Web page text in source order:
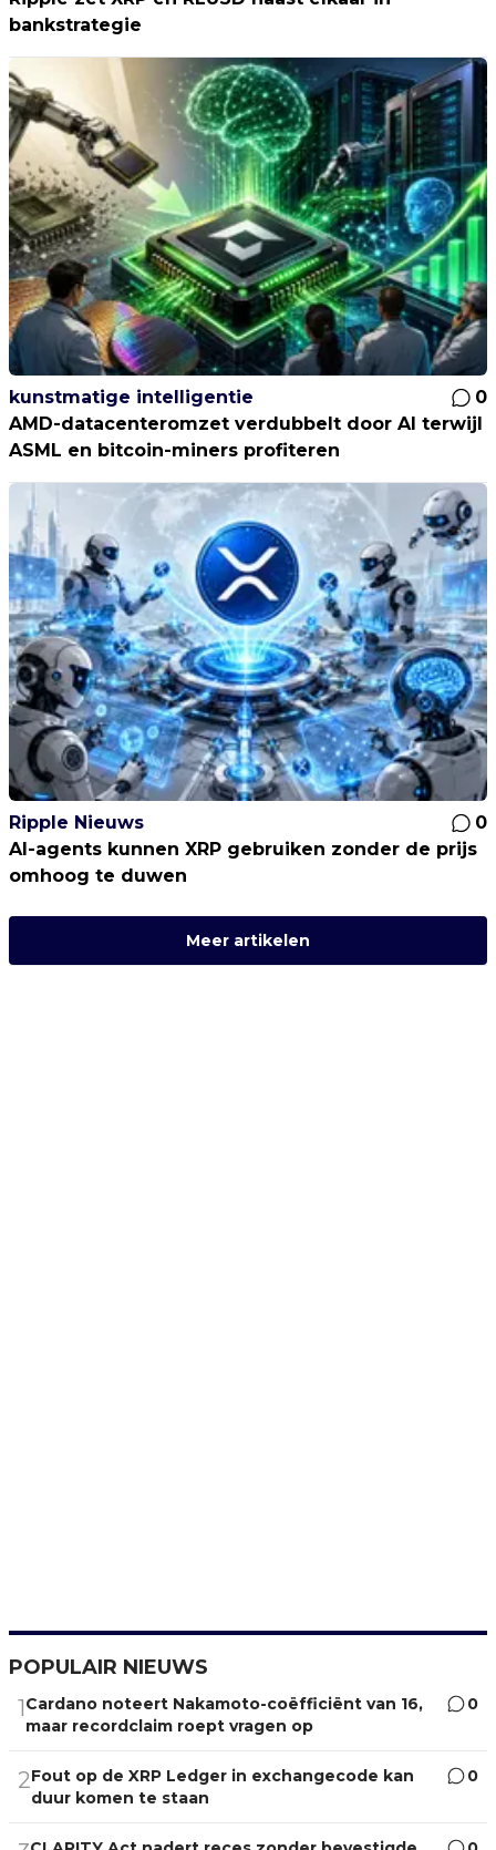
bankstrategie
kunstmatige intelligentie
0
AMD-datacenteromzet verdubbelt door AI terwijl
ASML en bitcoin-miners profiteren
Ripple Nieuws
0
AI-agents kunnen XRP gebruiken zonder de prijs
omhoog te duwen
Meer artikelen
POPULAIR NIEUWS
1Cardano noteert Nakamoto-coëfficiënt van 16,
maar recordclaim roept vragen op
0
2Fout op de XRP Ledger in exchangecode kan
duur komen te staan
0